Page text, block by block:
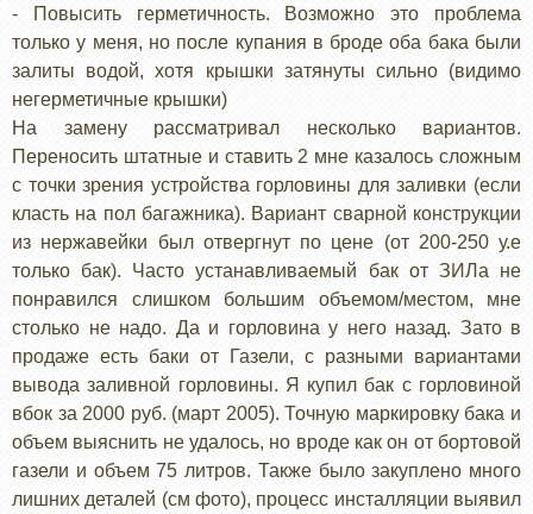
- Повысить герметичность. Возможно это проблема
только у меня, но после купания в броде оба бака были
залиты водой, хотя крышки затянуты сильно (видимо
негерметичные крышки)
На замену рассматривал несколько вариантов.
Переносить штатные и ставить 2 мне казалось сложным
с точки зрения устройства горловины для заливки (если
класть на пол багажника). Вариант сварной конструкции
из нержавейки был отвергнут по цене (от 200-250 у.е
только бак). Часто устанавливаемый бак от ЗИЛа не
понравился слишком большим объемом/местом, мне
столько не надо. Да и горловина у него назад. Зато в
продаже есть баки от Газели, с разными вариантами
вывода заливной горловины. Я купил бак с горловиной
вбок за 2000 руб. (март 2005). Точную маркировку бака и
объем выяснить не удалось, но вроде как он от бортовой
газели и объем 75 литров. Также было закуплено много
лишних деталей (см фото), процесс инсталляции выявил